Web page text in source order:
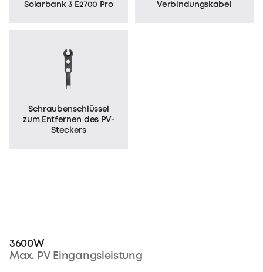
Solarbank 3 E2700 Pro
Verbindungskabel
Schraubenschlüssel
zumEntfernen des PV-
Steckers
3600W
Max. PV Eingangsleistung